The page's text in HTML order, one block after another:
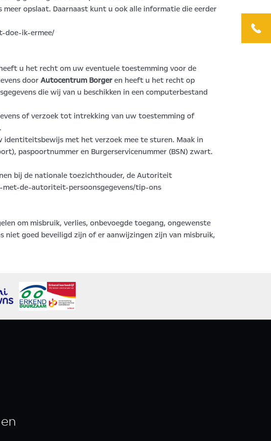
opslaat. Daarnaast kunt u ook alle informatie die eerder
doe-ik-ermee/
u het recht om uw eventuele toestemming voor de
door Autocentrum Borgeren heeft u het recht op
die wij van u beschikken in een computerbestand
of verzoek tot intrekking van uw toestemming of
identiteitsbewijs met het verzoek mee te sturen. Maak in
paspoortnummer en Burgerservicenummer (BSN) zwart.
bij de nationale toezichthouder, de Autoriteit
met-de-autoriteit-persoonsgegevens/tip-ons
om misbruik, verlies, onbevoegde toegang, ongewenste
goed beveiligd zijn of er aanwijzingen zijn van misbruik,